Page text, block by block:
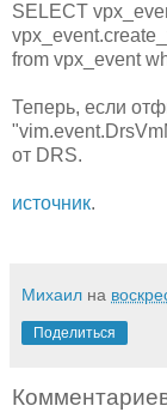
SELECT
from vpx_event
Теперь, если
от DRS.
источник.
Михаил на
Поделиться